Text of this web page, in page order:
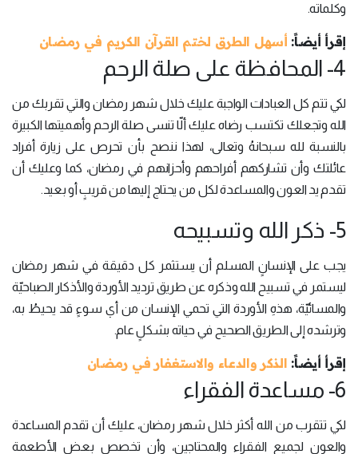
وكلماته.
إقرأ أيضاً: أسهل الطرق لختم القرآن الكريم في رمضان
4- المحافظة على صلة الرحم
لكي تتم كل العبادات الواجبة عليك خلال شهر رمضان والتي تقربك من
الله وتجعلك تكتسب رضاه عليك ألّا تنسى صلة الرحم وأهميتها الكبيرة
بالنسبة لله سبحانهُ وتعالى، لهذا ننصح بأن تحرص على زيارة أفراد
عائلتك وأن تشاركهم أفراحهم وأحزانهم في رمضان، كما وعليك أن
تقدم يد العون والمساعدة لكل من يحتاج إليها من قريبٍ أو بعيد.
5- ذكر الله وتسبيحه
يجب على الإنسانٍ المسلم أن يستثمر كل دقيقة في شهر رمضان
ليستمر في تسبيح الله وذكره عن طريق ترديد الأوردة والأذكار الصباحيّة
والمسائيّة، هذهِ الأوردة التي تحمي الإنسان من أي سوءٍ قد يحيطُ به،
وترشده إلى الطريق الصحيح في حياته بشكلٍ عام.
إقرأ أيضاً: الذكر والدعاء والاستغفار في رمضان
6- مساعدة الفقراء
لكي تتقرب من الله أكثر خلال شهر رمضان، عليك أن تقدم المساعدة
والعون لجميع الفقراء والمحتاجين، وأن تخصص بعض الأطعمة